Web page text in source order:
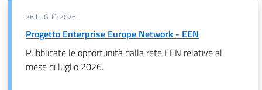
28 LUGLIO 2026
Progetto Enterprise Europe Network - EEN
Pubblicate le opportunità dalla rete EEN relative al
mese di luglio 2026.